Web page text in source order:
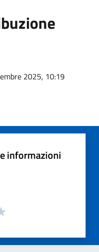
2025, 10:19
informazioni